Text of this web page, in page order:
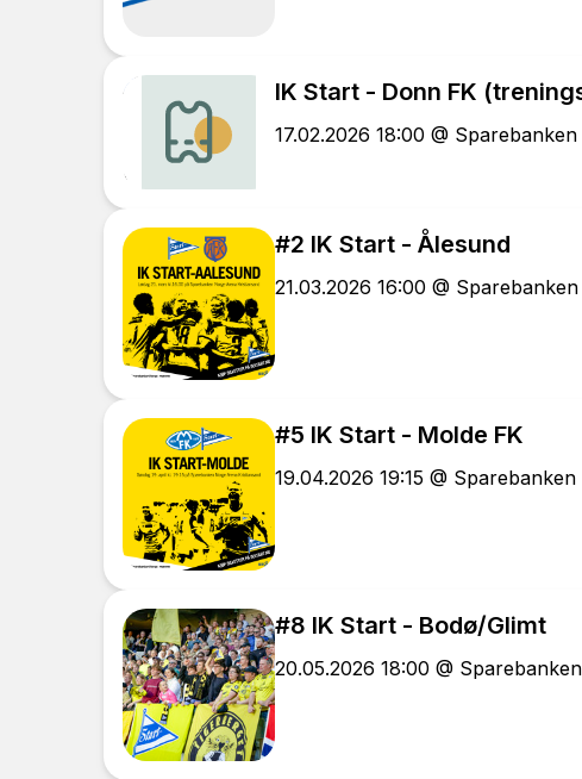
IK Start - Donn FK
17.02.2026 18:00 @
#2 IK Start - Ålesund
21.03.2026 16:00 @
#5 IK Start - Molde FK
19.04.2026 19:15 @
#8 IK Start - Bodø/Glimt
20.05.2026 18:00 @